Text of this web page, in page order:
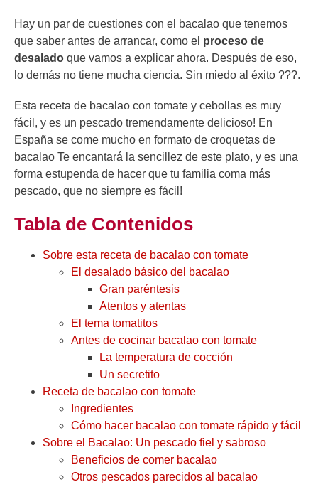
Hay un par de cuestiones con el bacalao que tenemos
que saber antes de arrancar, como el proceso de
desalado que vamos a explicar ahora. Después de eso,
lo demás no tiene mucha ciencia. Sin miedo al éxito ???.
Esta receta de bacalao con tomate y cebollas es muy
fácil, y es un pescado tremendamente delicioso! En
España se come mucho en formato de croquetas de
bacalao Te encantará la sencillez de este plato, y es una
forma estupenda de hacer que tu familia coma más
pescado, que no siempre es fácil!
Tabla de Contenidos
Sobre esta receta de bacalao con tomate
El desalado básico del bacalao
Gran paréntesis
Atentos y atentas
El tema tomatitos
Antes de cocinar bacalao con tomate
La temperatura de cocción
Un secretito
Receta de bacalao con tomate
Ingredientes
Cómo hacer bacalao con tomate rápido y fácil
Sobre el Bacalao: Un pescado fiel y sabroso
Beneficios de comer bacalao
Otros pescados parecidos al bacalao